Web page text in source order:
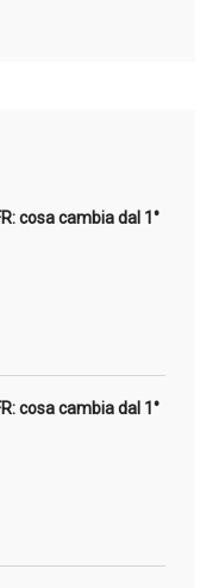
cosa cambia dal 1°
cosa cambia dal 1°